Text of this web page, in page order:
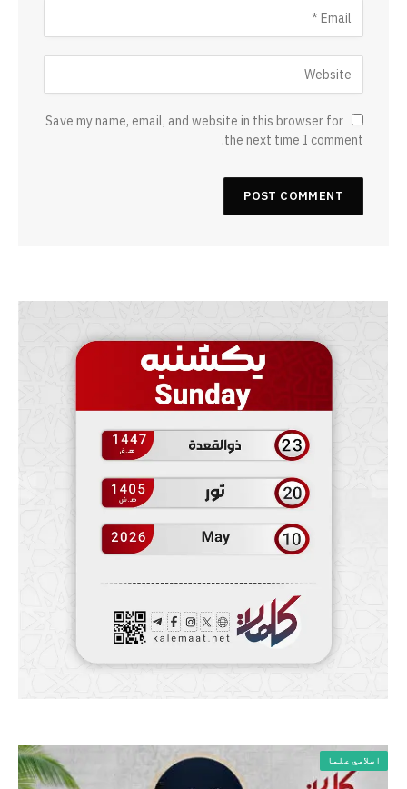
Save my name, email, and website in this browser for
the next time I comment.
اسلامي علما